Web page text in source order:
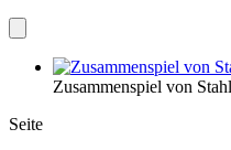
Zusammenspiel von
Seite